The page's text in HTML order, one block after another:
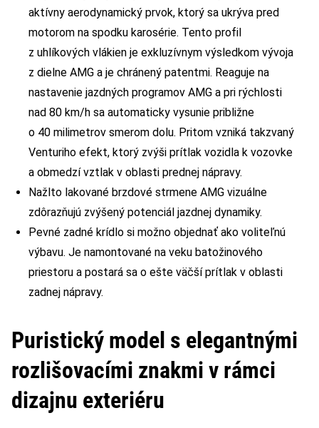
aktívny aerodynamický prvok, ktorý sa ukrýva pred
motorom na spodku karosérie. Tento profil
z uhlíkových vlákien je exkluzívnym výsledkom vývoja
z dielne AMG a je chránený patentmi. Reaguje na
nastavenie jazdných programov AMG a pri rýchlosti
nad 80 km/h sa automaticky vysunie približne
o 40 milimetrov smerom dolu. Pritom vzniká takzvaný
Venturiho efekt, ktorý zvýši prítlak vozidla k vozovke
a obmedzí vztlak v oblasti prednej nápravy.
Nažlto lakované brzdové strmene AMG vizuálne
zdôrazňujú zvýšený potenciál jazdnej dynamiky.
Pevné zadné krídlo si možno objednať ako voliteľnú
výbavu. Je namontované na veku batožinového
priestoru a postará sa o ešte väčší prítlak v oblasti
zadnej nápravy.
Puristický model s elegantnými
rozlišovacími znakmi v rámci
dizajnu exteriéru